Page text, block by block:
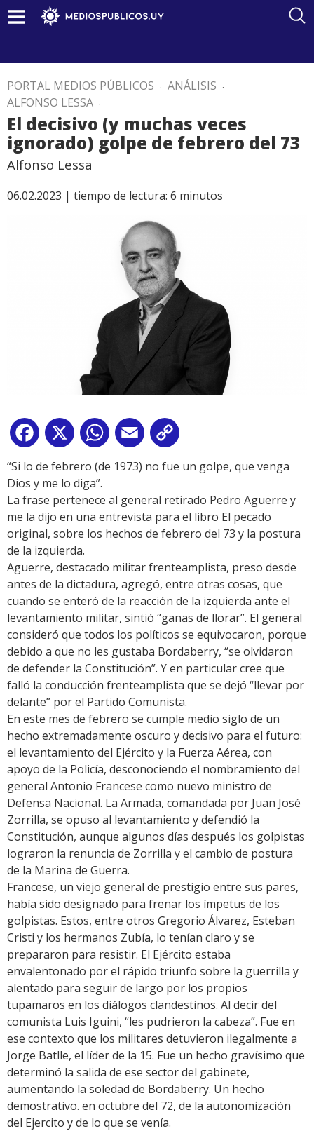
PORTAL MEDIOS PÚBLICOS . ANÁLISIS .
ALFONSO LESSA .
El decisivo (y muchas veces
ignorado) golpe de febrero del 73
Alfonso Lessa
06.02.2023 | tiempo de lectura: 6 minutos
Facebook
X WhatsApp
Email
Link
“Si lo de febrero (de 1973) no fue un golpe, que venga
Dios y me lo diga”.
La frase pertenece al general retirado Pedro Aguerre y
me la dijo en una entrevista para el libro El pecado
original, sobre los hechos de febrero del 73 y la postura
de la izquierda.
Aguerre, destacado militar frenteamplista, preso desde
antes de la dictadura, agregó, entre otras cosas, que
cuando se enteró de la reacción de la izquierda ante el
levantamiento militar, sintió “ganas de llorar”. El general
consideró que todos los políticos se equivocaron, porque
debido a que no les gustaba Bordaberry, “se olvidaron
de defender la Constitución”. Y en particular cree que
falló la conducción frenteamplista que se dejó “llevar por
delante” por el Partido Comunista.
En este mes de febrero se cumple medio siglo de un
hecho extremadamente oscuro y decisivo para el futuro:
el levantamiento del Ejército y la Fuerza Aérea, con
apoyo de la Policía, desconociendo el nombramiento del
general Antonio Francese como nuevo ministro de
Defensa Nacional. La Armada, comandada por Juan José
Zorrilla, se opuso al levantamiento y defendió la
Constitución, aunque algunos días después los golpistas
lograron la renuncia de Zorrilla y el cambio de postura
de la Marina de Guerra.
Francese, un viejo general de prestigio entre sus pares,
había sido designado para frenar los ímpetus de los
golpistas. Estos, entre otros Gregorio Álvarez, Esteban
Cristi y los hermanos Zubía, lo tenían claro y se
prepararon para resistir. El Ejército estaba
envalentonado por el rápido triunfo sobre la guerrilla y
alentado para seguir de largo por los propios
tupamaros en los diálogos clandestinos. Al decir del
comunista Luis Iguini, “les pudrieron la cabeza”. Fue en
ese contexto que los militares detuvieron ilegalmente a
Jorge Batlle, el líder de la 15. Fue un hecho gravísimo que
determinó la salida de ese sector del gabinete,
aumentando la soledad de Bordaberry. Un hecho
demostrativo. en octubre del 72, de la autonomización
del Ejercito y de lo que se venía.